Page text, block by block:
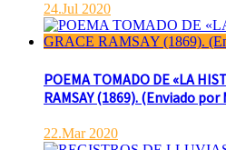
24.Jul 2020
POEMA TOMADO DE «LA
RAMSAY (1869). (Enviado
22.Mar 2020